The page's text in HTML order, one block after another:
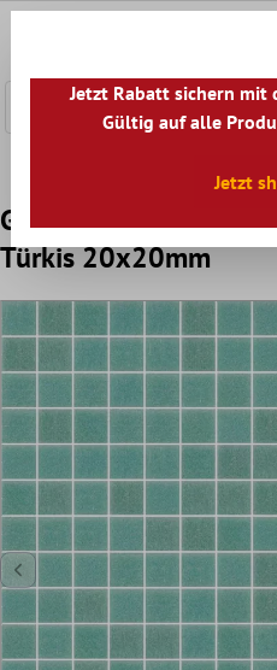
Glasmosaik Fliese
Türkis 20x20mm
Jetzt Rabatt sichern mit
Gültig auf alle
Jetzt